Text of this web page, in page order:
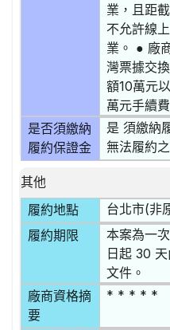
業，且距
不允許線
業。 ● 廠
灣票據交
額10萬元
萬元手續
是否須繳納
履約保證金
是 須繳納
無法履約
其他
履約地點
台北市(非
履約期限
本案為一
日起 30
文件。
廠商資格摘
要
* * * * *